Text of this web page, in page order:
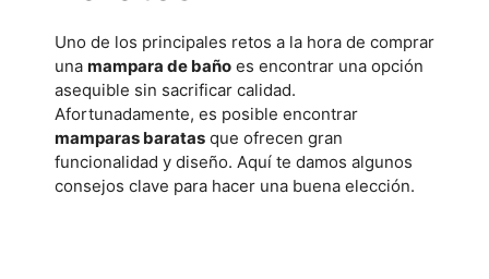
Uno de los principales retos a la hora de comprar
una mampara de baño es encontrar una opción
asequible sin sacrificar calidad.
Afortunadamente, es posible encontrar
mamparas baratas que ofrecen gran
funcionalidad y diseño. Aquí te damos algunos
consejos clave para hacer una buena elección.